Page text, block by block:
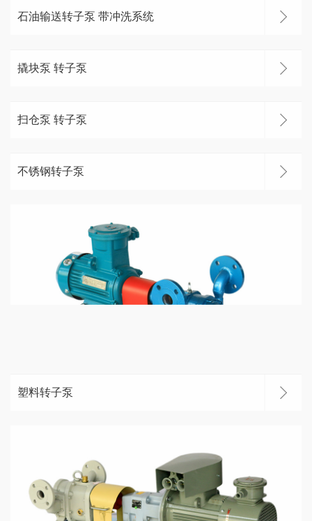
石油输送转子泵 带冲洗系统
撬块泵 转子泵
扫仓泵 转子泵
不锈钢转子泵
塑料转子泵